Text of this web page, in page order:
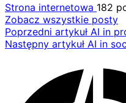
Strona internetowa 182
Zobacz wszystkie posty
Nawigacja
wpisu
Poprzedni artykuł AI in
Następny artykuł AI in